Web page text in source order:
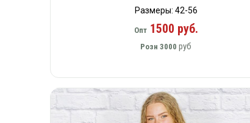
Размеры: 42-56
Опт1500 руб.
Розн 3000 руб